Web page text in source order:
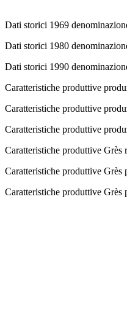
Dati storici 1969
Dati storici 1980
Dati storici 1990
Caratteristiche produttive
Caratteristiche produttive
Caratteristiche produttive
Caratteristiche produttive Grès
Caratteristiche produttive Grès
Caratteristiche produttive Grès